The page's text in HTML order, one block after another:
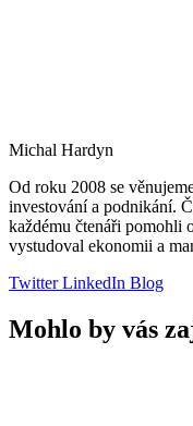
Michal Hardyn
Od roku 2008 se
investování a podnikání.
každému čtenáři pomohli
vystudoval ekonomii a
TwitterLinkedIn Blog
Mohlo by vás